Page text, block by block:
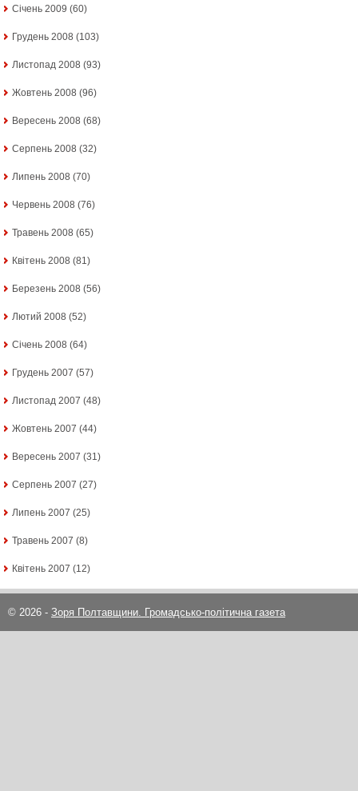
Січень 2009 (60)
Грудень 2008 (103)
Листопад 2008 (93)
Жовтень 2008 (96)
Вересень 2008 (68)
Серпень 2008 (32)
Липень 2008 (70)
Червень 2008 (76)
Травень 2008 (65)
Квітень 2008 (81)
Березень 2008 (56)
Лютий 2008 (52)
Січень 2008 (64)
Грудень 2007 (57)
Листопад 2007 (48)
Жовтень 2007 (44)
Вересень 2007 (31)
Серпень 2007 (27)
Липень 2007 (25)
Травень 2007 (8)
Квітень 2007 (12)
© 2026 - Зоря Полтавщини. Громадсько-політична газета